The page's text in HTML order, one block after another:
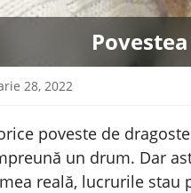
28, 2022
poveste de
un drum. Dar
reală, lucrurile stau